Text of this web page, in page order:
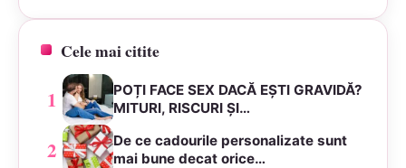
Cele mai citite
1
POȚI FACE SEX DACĂ EȘTI GRAVIDĂ?
MITURI, RISCURI ȘI…
2
De ce cadourile personalizate sunt
mai bune decat orice…